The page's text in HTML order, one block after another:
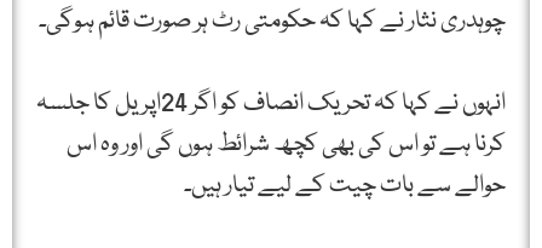
چوہدری نثار نے کہا کہ حکومتی رٹ ہر صورت قائم ہوگی۔
انہوں نے کہا کہ تحریک انصاف کو اگر 24اپریل کا جلسہ
کرنا ہے تو اس کی بھی کچھ شرائط ہوں گی اور وہ اس
حوالے سے بات چیت کے لیے تیار ہیں۔